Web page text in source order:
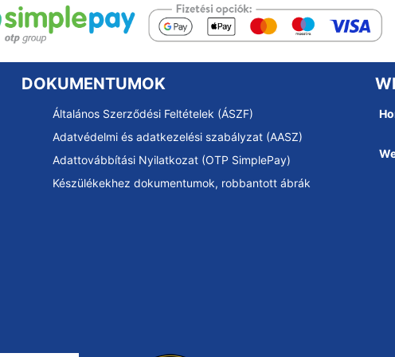
DOKUMENTUMOK
Általános Szerződési Feltételek (ÁSZF)
Adatvédelmi és adatkezelési szabályzat (AASZ)
Adattovábbítási Nyilatkozat (OTP SimplePay)
Készülékekhez dokumentumok, robbantott ábrák